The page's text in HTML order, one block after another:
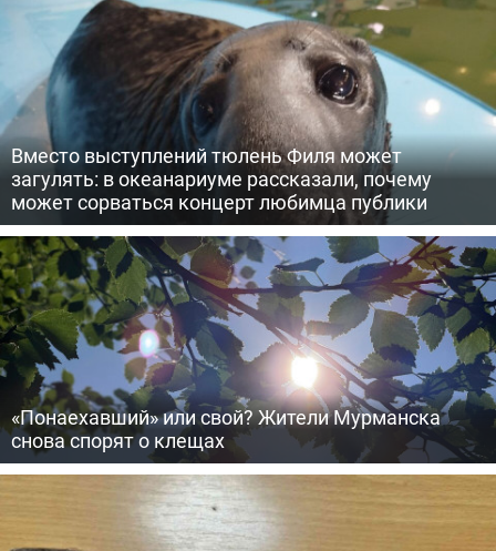
Вместо выступлений тюлень Филя может
загулять: в океанариуме рассказали, почему
может сорваться концерт любимца публики
«Понаехавший» или свой? Жители Мурманска
снова спорят о клещах